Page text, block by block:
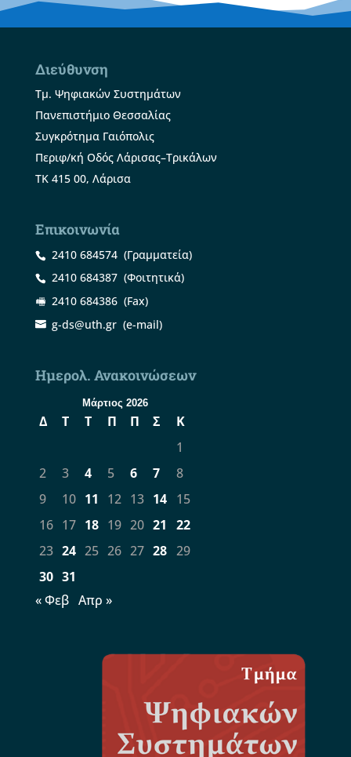
Διεύθυνση
Τμ. Ψηφιακών Συστημάτων
Πανεπιστήμιο Θεσσαλίας
Συγκρότημα Γαιόπολις
Περιφ/κή Οδός Λάρισας–Τρικάλων
ΤΚ 415 00, Λάρισα
Επικοινωνία
2410 684574(Γραμματεία)
2410 684387(Φοιτητικά)
2410 684386(Fax)
g-ds@uth.gr(e-mail)
Ημερολ. Ανακοινώσεων
Μάρτιος 2026
Δ Τ Τ Π Π Σ
Κ
1
2
3 4 5 6 7
8
9
10 11 12 13 14
15
16 17 18 19 20 21
22
23 24 25 26 27 28 29
30 31
« Φεβ Απρ »